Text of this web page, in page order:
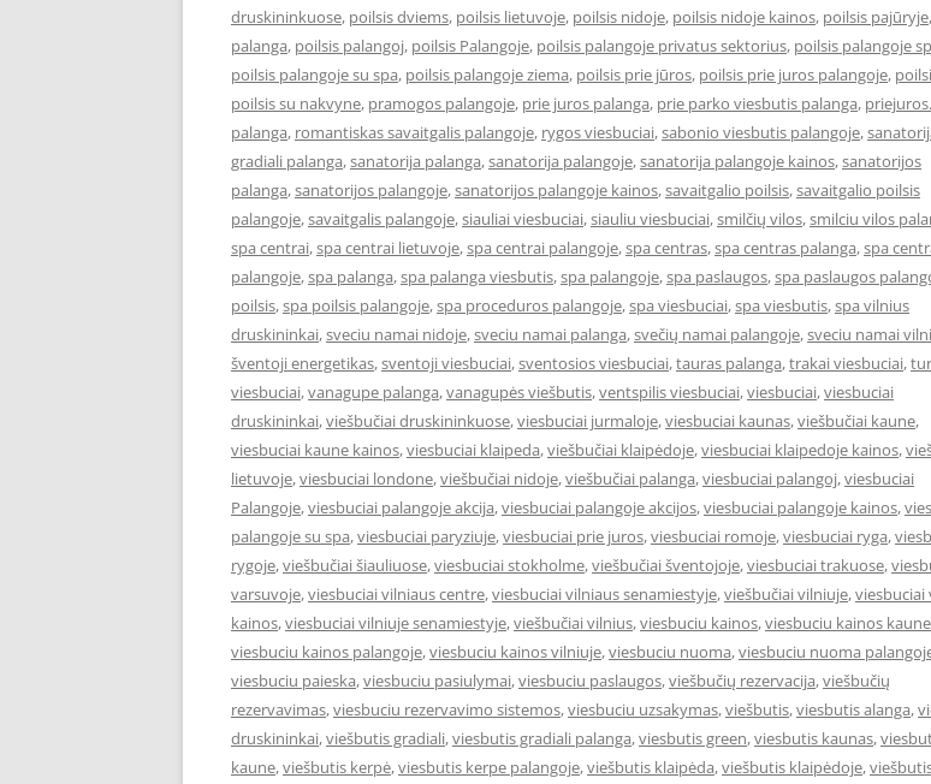
druskininkuose, poilsis dviems, poilsis lietuvoje, poilsis nidoje, poilsis nidoje kainos, poilsis pajūryje,
palanga, poilsis palangoj, poilsis Palangoje, poilsis palangoje privatus sektorius, poilsis palangoje
poilsis palangoje su spa, poilsis palangoje ziema, poilsis prie jūros, poilsis prie juros palangoje,
poilsis su nakvyne, pramogos palangoje, prie juros palanga, prie parko viesbutis palanga,
palanga, romantiskas savaitgalis palangoje, rygos viesbuciai,sabonio viesbutis palangoje,
gradiali palanga,sanatorija palanga,sanatorija palangoje,sanatorija palangoje kainos,sanatorijos
palanga,sanatorijos palangoje,sanatorijos palangoje kainos,savaitgalio poilsis,savaitgalio poilsis
palangoje,savaitgalis palangoje,siauliai viesbuciai,siauliu viesbuciai,smilčių vilos,smilciu vilos
spa centrai,spa centrai lietuvoje,spa centrai palangoje,spa centras,spa centras palanga,spa
palangoje,spa palanga,spa palanga viesbutis,spa palangoje,spa paslaugos,spa paslaugos
poilsis,spa poilsis palangoje,spa proceduros palangoje,spa viesbuciai,spa viesbutis,spa vilnius
druskininkai,sveciu namai nidoje,sveciu namai palanga,svečių namai palangoje,sveciu namai
šventoji energetikas,sventoji viesbuciai,sventosios viesbuciai,tauras palanga,trakai viesbuciai,
viesbuciai,vanagupe palanga,vanagupės viešbutis,ventspilis viesbuciai,viesbuciai,viesbuciai
druskininkai,viešbučiai druskininkuose,viesbuciai jurmaloje,viesbuciai kaunas,viešbučiai kaune,
viesbuciai kaune kainos,viesbuciai klaipeda,viešbučiai klaipėdoje,viesbuciai klaipedoje kainos,
lietuvoje,viesbuciai londone,viešbučiai nidoje,viešbučiai palanga,viesbuciai palangoj,viesbuciai
Palangoje,viesbuciai palangoje akcija,viesbuciai palangoje akcijos,viesbuciai palangoje kainos,
palangoje su spa,viesbuciai paryziuje,viesbuciai prie juros,viesbuciai romoje,viesbuciai ryga,
rygoje,viešbučiai šiauliuose,viesbuciai stokholme,viešbučiai šventojoje,viesbuciai trakuose,
varsuvoje,viesbuciai vilniaus centre,viesbuciai vilniaus senamiestyje,viešbučiai vilniuje,viesbuciai
kainos,viesbuciai vilniuje senamiestyje,viešbučiai vilnius,viesbuciu kainos,viesbuciu kainos kaune
viesbuciu kainos palangoje,viesbuciu kainos vilniuje,viesbuciu nuoma,viesbuciu nuoma
viesbuciu paieska,viesbuciu pasiulymai,viesbuciu paslaugos,viešbučių rezervacija,viešbučių
rezervavimas,viesbuciu rezervavimo sistemos,viesbuciu uzsakymas,viešbutis,viesbutis alanga,
druskininkai,viešbutis gradiali,viesbutis gradiali palanga,viesbutis green,viesbutis kaunas,
kaune,viešbutis kerpė,viesbutis kerpe palangoje,viešbutis klaipėda,viešbutis klaipėdoje,